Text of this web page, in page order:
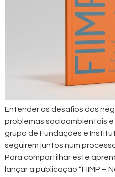
Entender os desafios dos
problemas socioambientais
grupo de Fundações e
seguirem juntos num
Para compartilhar este
lançar a publicação “FIIMP –